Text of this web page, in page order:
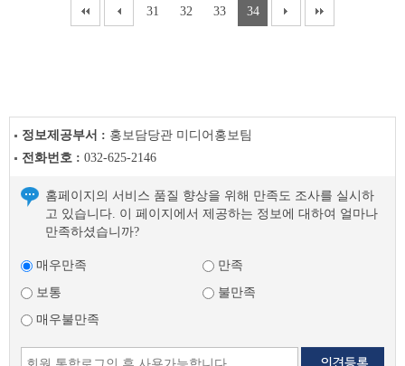
31 32 33 34
정보제공부서 : 홍보담당관 미디어홍보팀
전화번호 : 032-625-2146
홈페이지의 서비스 품질 향상을 위해 만족도 조사를 실시하
고 있습니다. 이 페이지에서 제공하는 정보에 대하여 얼마나
만족하셨습니까?
매우만족
만족
보통
불만족
매우불만족